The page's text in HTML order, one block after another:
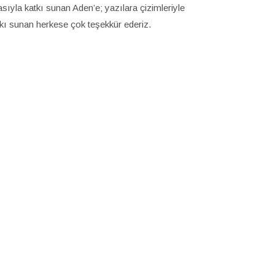
katkı sunan Aden’e; yazılara çizimleriyle
sunan herkese çok teşekkür ederiz.